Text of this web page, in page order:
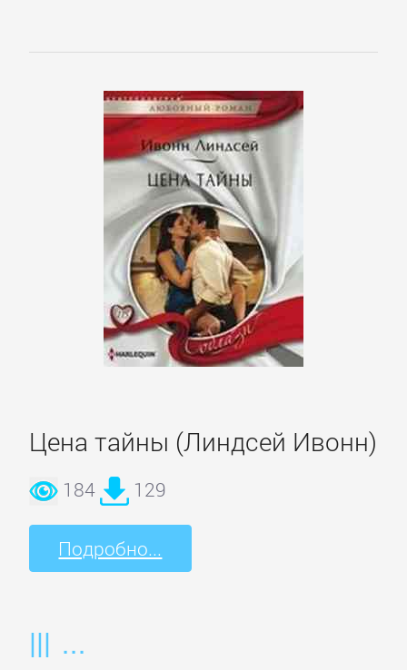
Цена тайны (Линдсей Ивонн)
184 129
Подробно...
ДОМАШНИЙ
Автомобили
Воспитание
детей
Дом
и